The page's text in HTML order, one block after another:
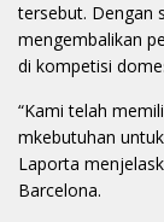
tersebut. Dengan
mengembalikan
di kompetisi
“Kami telah
mkebutuhan
Laporta
Barcelona.